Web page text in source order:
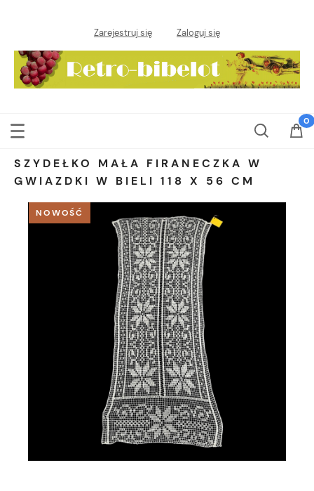
Zarejestruj się Zaloguj się
SZYDEŁKO MAŁA FIRANECZKA W
GWIAZDKI W BIELI 118 X 56 CM
NOWOŚĆ